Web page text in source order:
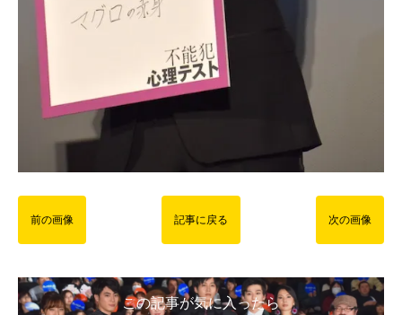
前の画像 記事に戻る 次の画像
この記事が気に入ったら